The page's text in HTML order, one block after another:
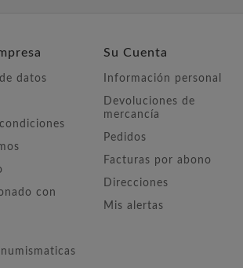
datos
con
Su Cuenta
Información personal
Devoluciones de
mercancía
Pedidos
Facturas por abono
Direcciones
Mis alertas